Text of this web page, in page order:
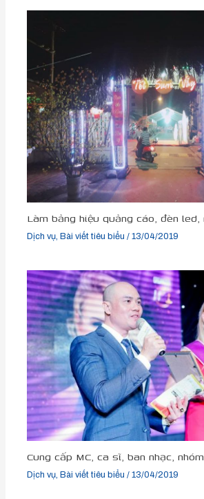
Làm bảng hiệu quảng cáo, đèn
Dịch vụ ,Bài viết tiêu biểu /13/04/2019
Cung cấp MC, ca sĩ, ban nhạc,
Dịch vụ ,Bài viết tiêu biểu /13/04/2019